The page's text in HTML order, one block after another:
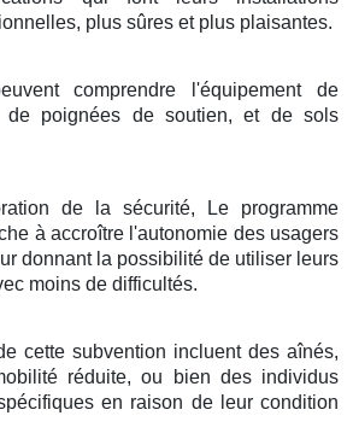
plus sûres et plus plaisantes.
comprendre l'équipement de
de poignées de soutien, et de sols
de la sécurité, Le programme
à accroître l'autonomie des usagers
donnant la possibilité de utiliser leurs
moins de difficultés.
cette subvention incluent des aînés,
réduite, ou bien des individus
en raison de leur condition